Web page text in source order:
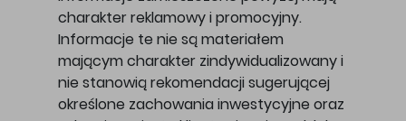
charakter reklamowy i promocyjny.
Informacje te nie są materiałem
mającym charakter zindywidualizowany i
nie stanowią rekomendacji sugerującej
określone zachowania inwestycyjne oraz